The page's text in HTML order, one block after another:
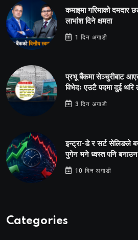
कमाइमा गरिमाको
लाभांश दिने क्षमता
1 दिन अगाडी
प्रभू बैंकमा सेञ्चुरीबाट
विभेदः एउटै पदमा दुई थरि
3 दिन अगाडी
इन्ट्रा-डे र सर्ट सेलिङले
पुगेन भने ध्वस्त पनि
10 दिन अगाडी
Categories